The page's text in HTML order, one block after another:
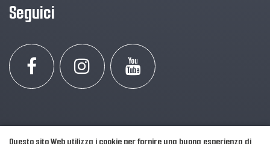
Seguici
Questo sito Web utilizza i cookie per fornire una buona esperienza di